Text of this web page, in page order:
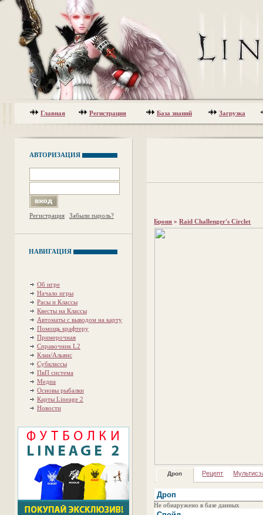
Главная Регистрация База знаний Загрузка
АВТОРИЗАЦИЯ
Регистрация Забыли пароль?
НАВИГАЦИЯ
Об игре
Начало игры
Расы и Классы
Квесты на Классы
Автоматы с выводом на карту
Помощь крафтеру
Примерочная
Справочник L2
Клан/Альянс
Субклассы
ПвП система
Медиа
Основы рыбалки
Карты Lineage 2
Новости
Броня »Raid Challenger's Circlet
Дроп Рецепт
Дроп
Не обнаружено в базе данных